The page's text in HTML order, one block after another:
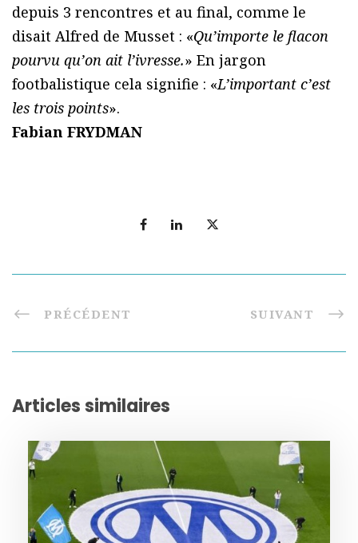
depuis 3 rencontres et au final, comme le
disait Alfred de Musset : «Qu’importe le flacon
pourvu qu’on ait l’ivresse.» En jargon
footbalistique cela signifie : «L’important c’est
les trois points».
Fabian FRYDMAN
PRÉCÉDENT SUIVANT
Articles similaires